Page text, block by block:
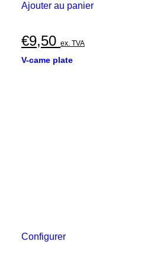
Ajouter au panier
€9,50 ex. TVA
V-came plate
Configurer